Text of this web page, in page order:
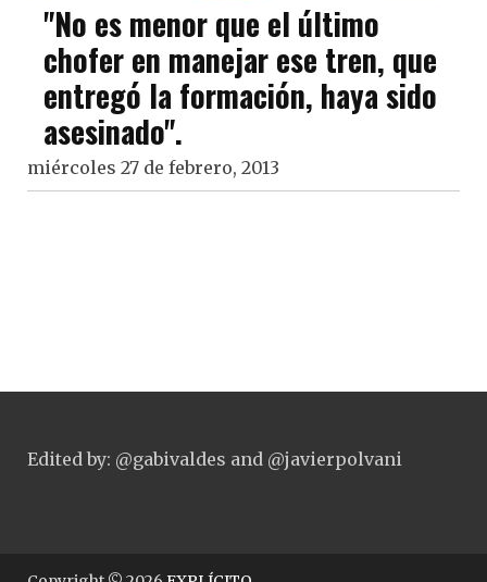
"No es menor que el último
chofer en manejar ese tren, que
entregó la formación, haya sido
asesinado".
miércoles 27 de febrero, 2013
Edited by: @gabivaldes and @javierpolvani